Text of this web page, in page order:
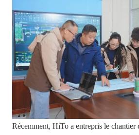
Récemment, HiTo a entrepris le chantier